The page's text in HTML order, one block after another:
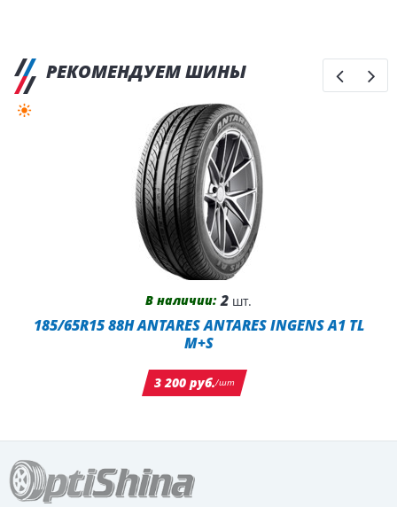
РЕКОМЕНДУЕМ ШИНЫ
В наличии: 2 шт.
185/65R15 88H ANTARES ANTARES INGENS A1 TL
M+S
3 200 руб./шт